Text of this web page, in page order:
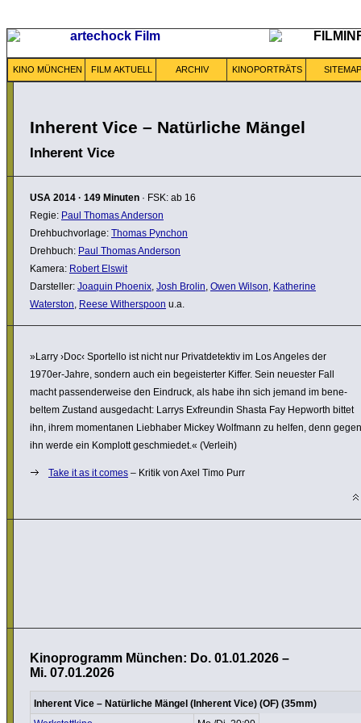
KINO MÜNCHEN FILM AKTUELL ARCHIV KINOPORTRÄTS SITEMAP
Inherent Vice – Natürliche Mängel
Inherent Vice
USA 2014 · 149 Minuten · FSK: ab 16
Regie: Paul Thomas Anderson
Drehbuchvorlage: Thomas Pynchon
Drehbuch: Paul Thomas Anderson
Kamera: Robert Elswit
Darsteller: Joaquin Phoenix, Josh Brolin, Owen Wilson, Katherine
Waterston, Reese Witherspoon u.a.
»Larry ›Doc‹ Sportello ist nicht nur Privat­de­tektiv im Los Angeles der
1970er-Jahre, sondern auch ein begeis­terter Kiffer. Sein neuester Fall
macht passen­der­weise den Eindruck, als habe ihn sich jemand im bene­
beltem Zustand ausge­dacht: Larrys Exfreundin Shasta Fay Hepworth bittet
ihn, ihrem momen­tanen Liebhaber Mickey Wolfmann zu helfen, denn gegen
ihn werde ein Komplott geschmiedet.« (Verleih)
Take it as it comes – Kritik von Axel Timo Purr
Kinoprogramm München: Do. 01.01.2026 –
Mi. 07.01.2026
Inherent Vice – Natür­liche Mängel (Inherent Vice) (OF) (35mm)